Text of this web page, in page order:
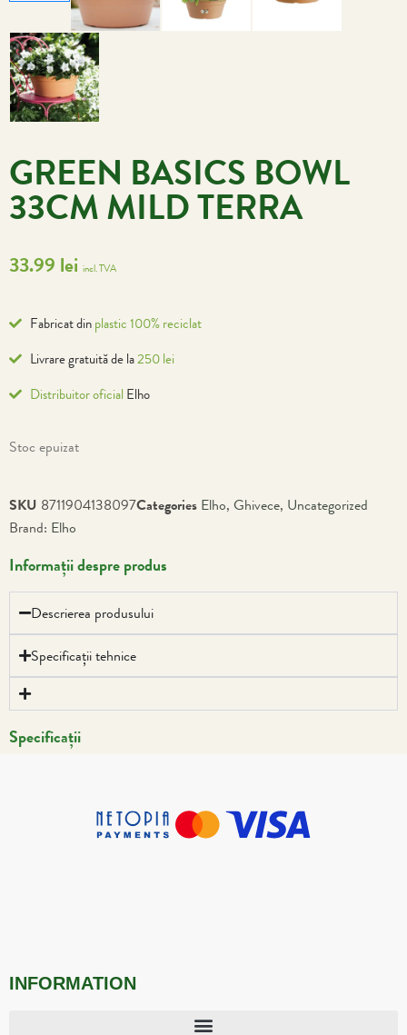
GREEN BASICS BOWL
33CM MILD TERRA
33.99 lei incl. TVA
Fabricat dinplastic 100% reciclat
Livrare gratuită de la250 lei
Distribuitor oficial Elho
Stoc epuizat
SKU 8711904138097Categories Elho, Ghivece, Uncategorized
Brand: Elho
Informații despre produs
Descrierea produsului
Specificații tehnice
Specificații
INFORMATION